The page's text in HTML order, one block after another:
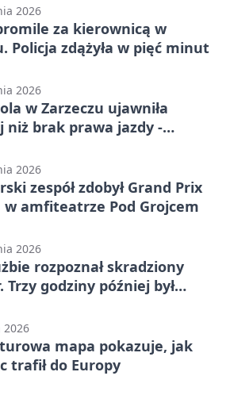
2026
za kierownicą w
Policja zdążyła w pięć minut
2026
w Zarzeczu ujawniła
niż brak prawa jazdy -
2026
zespół zdobył Grand Prix
w amfiteatrze Pod Grojcem
2026
rozpoznał skradziony
Trzy godziny później był
2026
mapa pokazuje, jak
trafił do Europy